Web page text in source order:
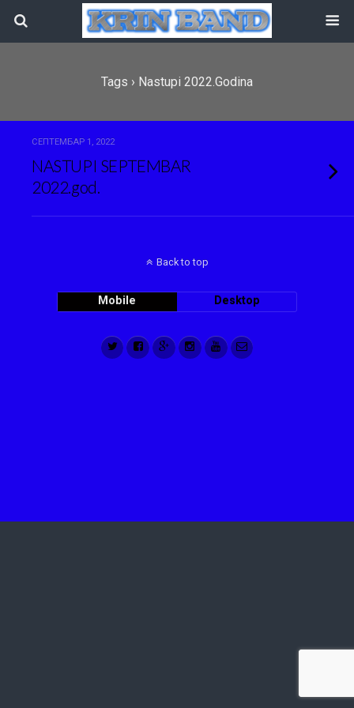
Tags › Nastupi 2022.godina
СЕПТЕМБАР 1, 2022
NASTUPI SEPTEMBAR
2022.god.
Back to top
Mobile Desktop